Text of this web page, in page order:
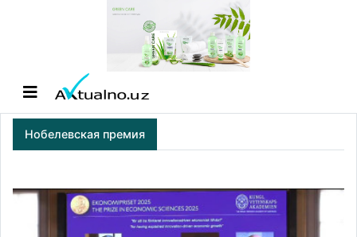
Нобелевская премия